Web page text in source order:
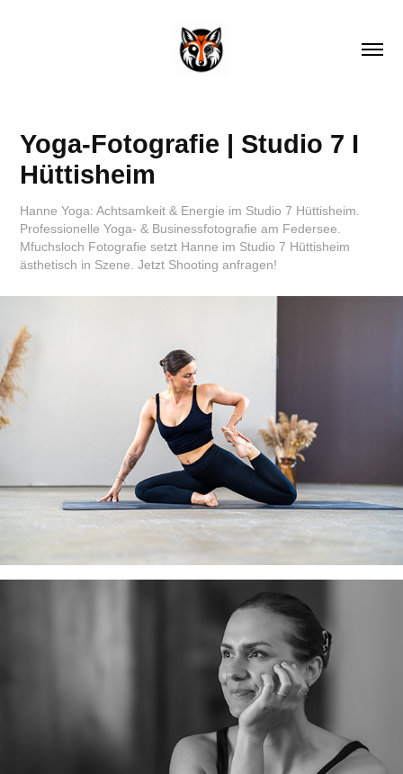
Yoga-Fotografie | Studio 7 I
Hüttisheim
Hanne Yoga: Achtsamkeit & Energie im Studio 7 Hüttisheim.
Professionelle Yoga- & Businessfotografie am Federsee.
Mfuchsloch Fotografie setzt Hanne im Studio 7 Hüttisheim
ästhetisch in Szene. Jetzt Shooting anfragen!